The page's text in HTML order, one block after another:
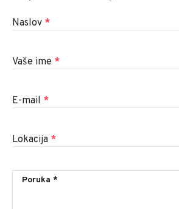
Naslov *
Vaše ime *
E-mail *
Lokacija *